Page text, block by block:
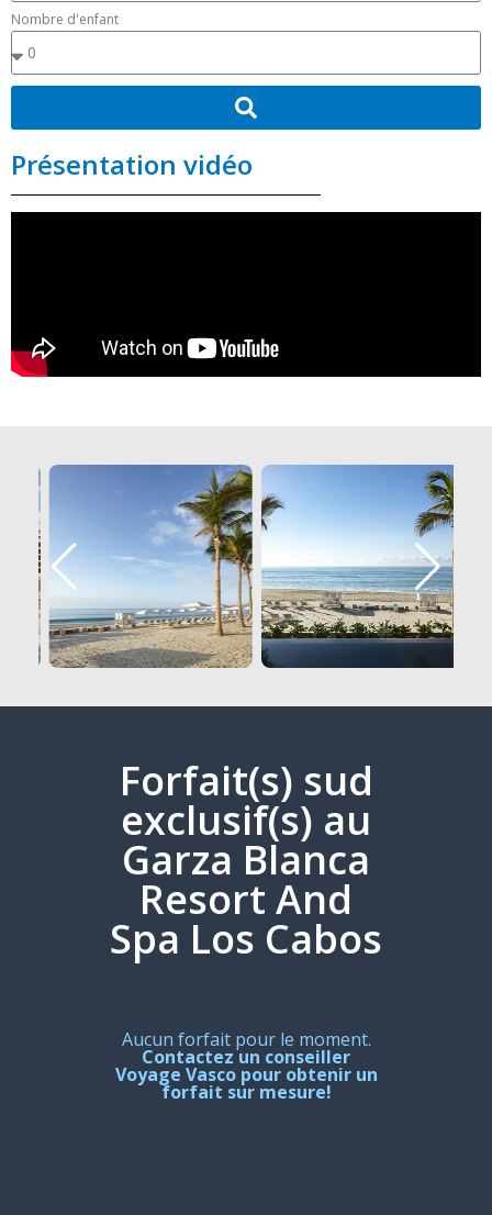
Nombre d'enfant
Présentation vidéo
Forfait(s) sud
exclusif(s) au
Garza Blanca
Resort And
Spa Los Cabos
Aucun forfait pour le moment.
Contactez un conseiller
Voyage Vasco pour obtenir un
forfait sur mesure!